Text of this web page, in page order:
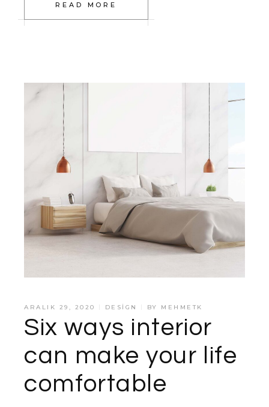
READ MORE
ARALIK 29, 2020 DESIGN BY MEHMETK
Six ways interior
can make your life
comfortable